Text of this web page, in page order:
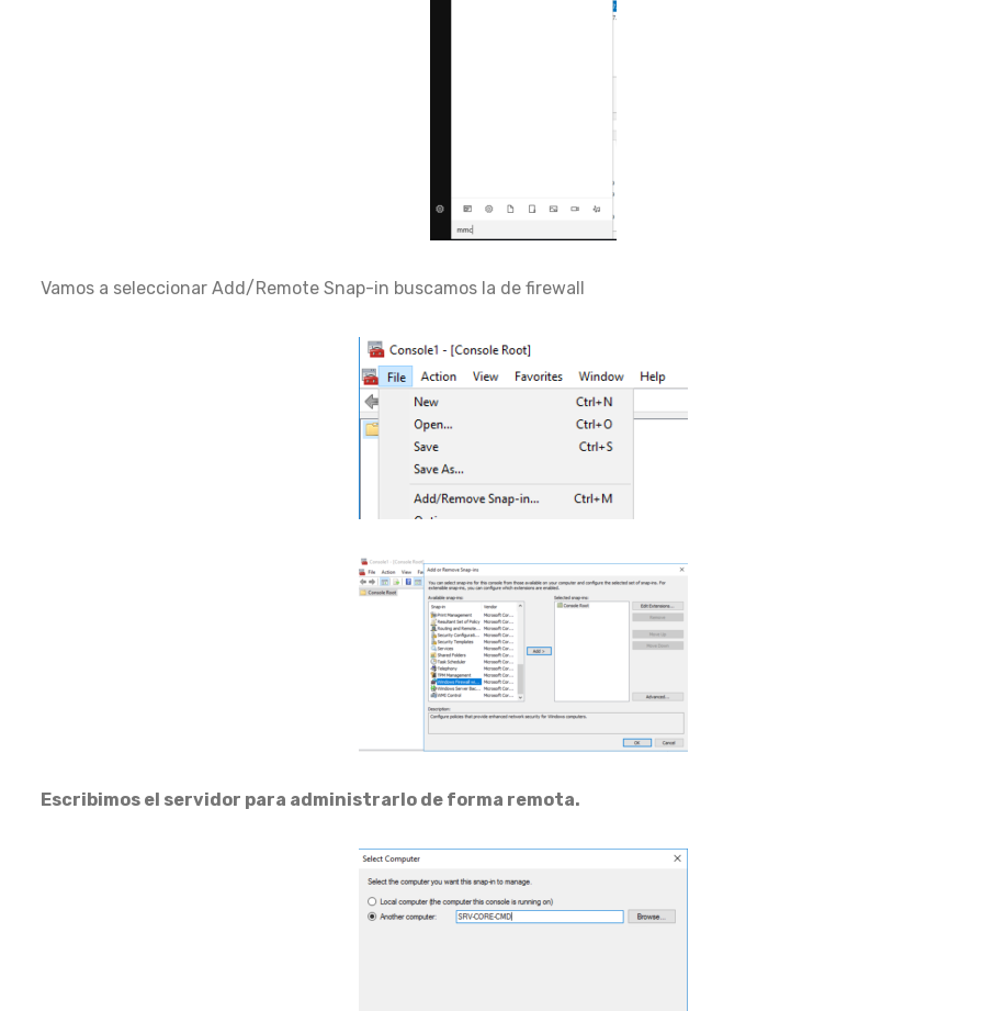
Vamos a seleccionar Add/Remote Snap-in buscamos la de firewall
Escribimos el servidor para administrarlo de forma remota.